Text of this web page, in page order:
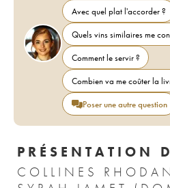
Avec quel plat l'accorder ?
Quels vins similaires me
Comment le servir ?
Combien va me coûter la
Poser une autre question
PRÉSENTATION
COLLINES